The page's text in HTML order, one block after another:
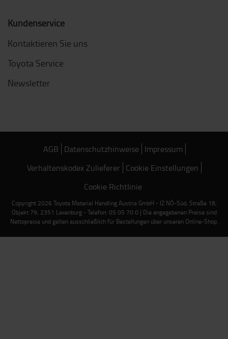
Kundenservice
Kontaktieren Sie uns
Toyota Service
Newsletter
AGB Datenschutzhinweise Impressum
Verhaltenskodex Zulieferer Cookie Einstellungen
Cookie Richtlinie
Copyright 2026 Toyota Material Handling Austria GmbH - IZ NÖ-Süd, Straße 18,
Objekt 79, 2351 Laxenburg - Telefon: 05 05 70 0 | Die angegebenen Preise sind
Nettopreise und gelten ausschließlich für Bestellungen über unseren Online-Shop.